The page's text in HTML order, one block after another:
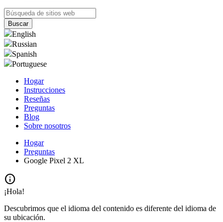
English
Russian
Spanish
Portuguese
Hogar
Instrucciones
Reseñas
Preguntas
Blog
Sobre nosotros
Hogar
Preguntas
Google Pixel 2 XL
info
¡Hola!
Descubrimos que el idioma del contenido es diferente del idioma de
su ubicación.